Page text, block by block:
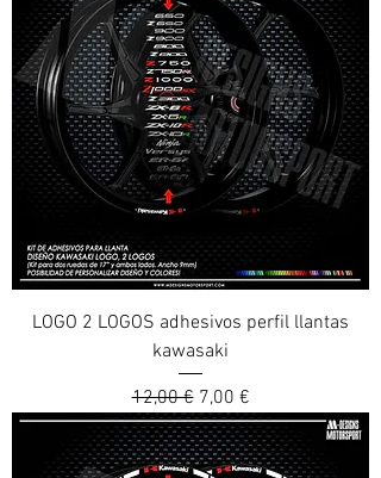
LOGO 2 LOGOS adhesivos perfil llantas
kawasaki
Prix original
12,00 € Prix promotionnel
7,00 €